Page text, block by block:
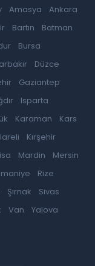
Amasya
Ankara
Bartın
Batman
Bursa
Düzce
Gaziantep
Isparta
Karaman
Kars
Kırşehir
Mardin
Mersin
Rize
Şırnak
Sivas
Van
Yalova